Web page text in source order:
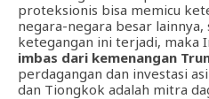
proteksionis bisa memicu
negara-negara besar
ketegangan ini terjadi, maka
imbas dari kemenangan
perdagangan dan investasi
dan Tiongkok adalah mitra